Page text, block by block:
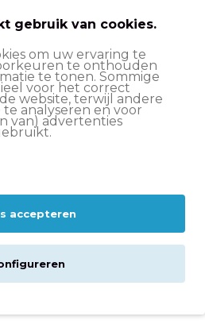
gebruik van cookies.
om uw ervaring te
te onthouden
te tonen. Sommige
voor het correct
website, terwijl andere
analyseren en voor
van) advertenties
accepteren